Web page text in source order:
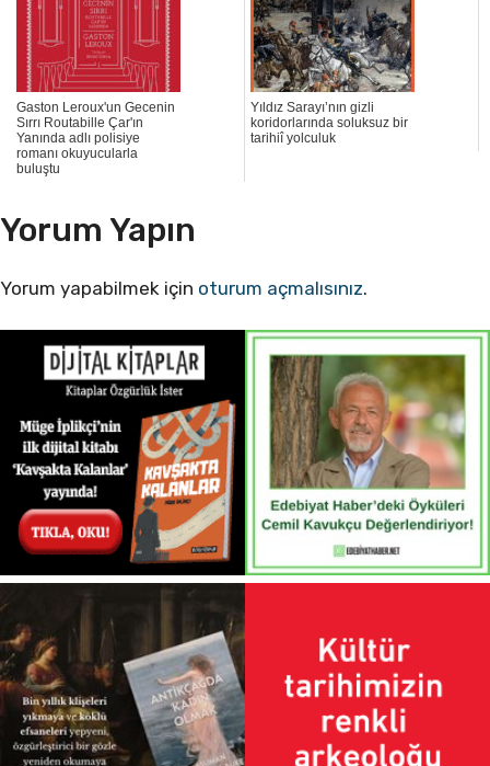
Gaston Leroux'un Gecenin
Sırrı Routabille Çar'ın
Yanında adlı polisiye
romanı okuyucularla
buluştu
Yıldız Sarayı’nın gizli
koridorlarında soluksuz bir
tarihiî yolculuk
Yorum Yapın
Yorum yapabilmek için oturum açmalısınız.